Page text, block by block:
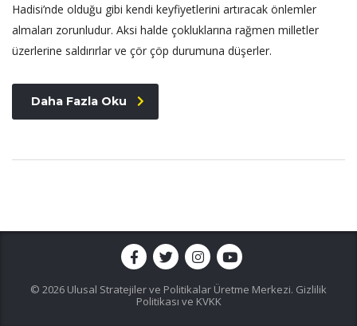
Hadisi’nde olduğu gibi kendi keyfiyetlerini artıracak önlemler
almaları zorunludur. Aksi halde çokluklarına rağmen milletler
üzerlerine saldırırlar ve çör çöp durumuna düşerler.
Daha Fazla Oku
© 2026 Ulusal Stratejiler ve Politikalar Üretme Merkezi. Gizlilik
Politikası ve KVKK